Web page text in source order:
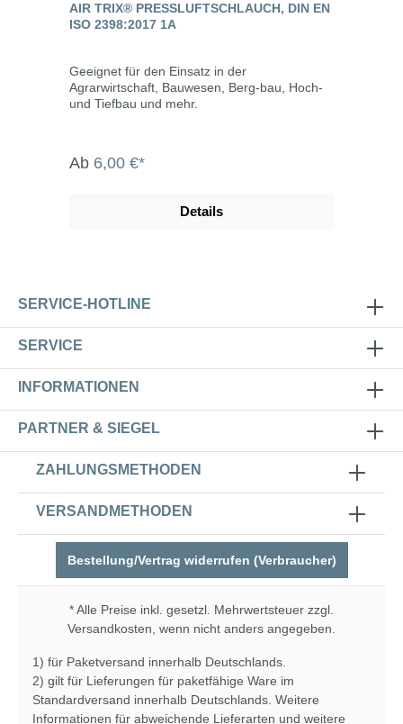
AIR TRIX® PRESSLUFTSCHLAUCH, DIN EN
ISO 2398:2017 1A
Geeignet für den Einsatz in der
Agrarwirtschaft, Bauwesen, Berg-bau, Hoch-
und Tiefbau und mehr.
Ab 6,00 €*
Details
SERVICE-HOTLINE
SERVICE
INFORMATIONEN
PARTNER & SIEGEL
ZAHLUNGSMETHODEN
VERSANDMETHODEN
Bestellung/Vertrag widerrufen (Verbraucher)
* Alle Preise inkl. gesetzl. Mehrwertsteuer zzgl.
Versandkosten , wenn nicht anders angegeben.
1) für Paketversand innerhalb Deutschlands.
2) gilt für Lieferungen für paketfähige Ware im
Standardversand innerhalb Deutschlands. Weitere
Informationen für abweichende Lieferarten und weitere